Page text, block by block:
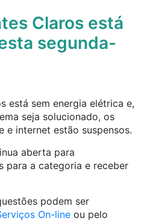
Claros está
segunda-
está sem energia elétrica e,
seja solucionado, os
e internet estão suspensos.
aberta para
para a categoria e receber
podem ser
On-line ou pelo